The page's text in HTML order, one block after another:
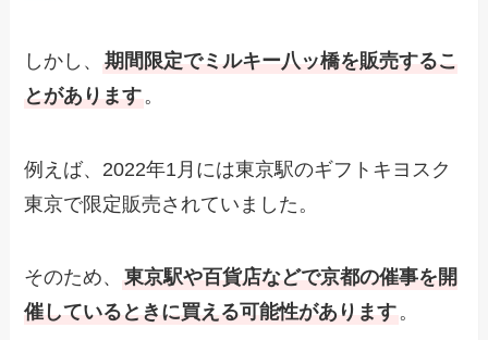
しかし、 期間限定でミルキー八ッ橋を販売するこ
とがあります 。
例えば、2022年1月には東京駅のギフトキヨスク
東京で限定販売されていました。
そのため、 東京駅や百貨店などで京都の催事を開
催しているときに買える可能性があります。